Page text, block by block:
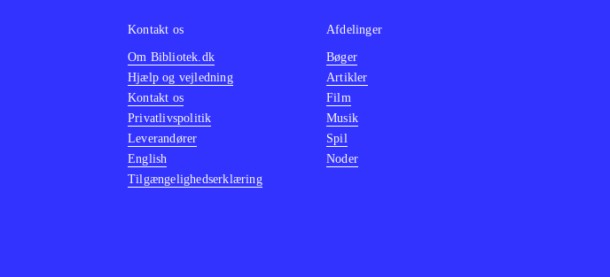
Kontakt os
Om Bibliotek.dk
Hjælp og vejledning
Kontakt os
Privatlivspolitik
Leverandører
English
Tilgængelighedserklæring
Afdelinger
Bøger
Artikler
Film
Musik
Spil
Noder